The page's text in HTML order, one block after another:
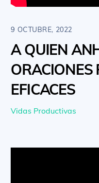
9 OCTUBRE, 2022
A QUIEN
ORACIONES
EFICACES
Vidas Productivas